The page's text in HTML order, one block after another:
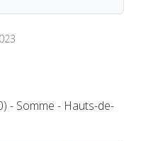
- Somme - Hauts-de-